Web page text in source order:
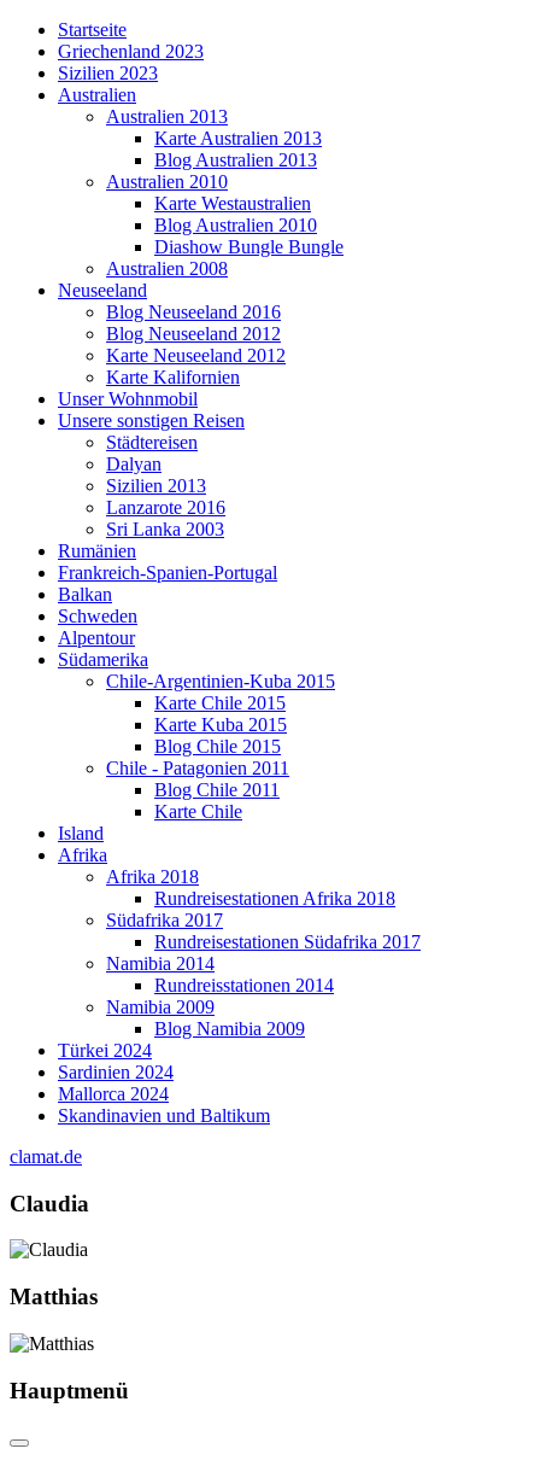
Startseite
Griechenland 2023
Sizilien 2023
Australien
Australien 2013
Karte Australien 2013
Blog Australien 2013
Australien 2010
Karte Westaustralien
Blog Australien 2010
Diashow Bungle Bungle
Australien 2008
Neuseeland
Blog Neuseeland 2016
Blog Neuseeland 2012
Karte Neuseeland 2012
Karte Kalifornien
Unser Wohnmobil
Unsere sonstigen Reisen
Städtereisen
Dalyan
Sizilien 2013
Lanzarote 2016
Sri Lanka 2003
Rumänien
Frankreich-Spanien-Portugal
Balkan
Schweden
Alpentour
Südamerika
Chile-Argentinien-Kuba 2015
Karte Chile 2015
Karte Kuba 2015
Blog Chile 2015
Chile - Patagonien 2011
Blog Chile 2011
Karte Chile
Island
Afrika
Afrika 2018
Rundreisestationen Afrika 2018
Südafrika 2017
Rundreisestationen Südafrika 2017
Namibia 2014
Rundreisstationen 2014
Namibia 2009
Blog Namibia 2009
Türkei 2024
Sardinien 2024
Mallorca 2024
Skandinavien und Baltikum
clamat.de
Claudia
Matthias
Hauptmenü